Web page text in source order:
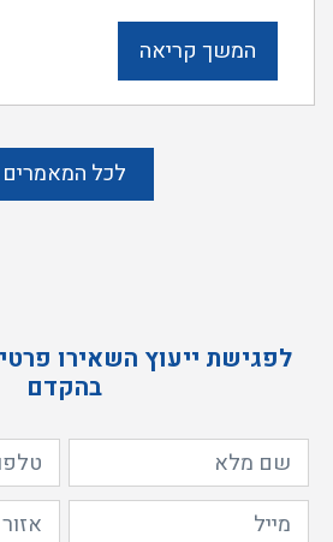
המשך קריאה
לכל המאמרים
לפגישת ייעוץ השאירו
בהקדם